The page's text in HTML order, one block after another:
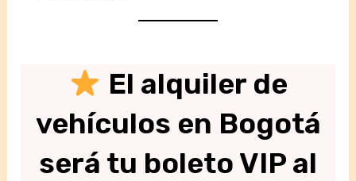
El alquiler de
vehículos en Bogotá
será tu boleto VIP al